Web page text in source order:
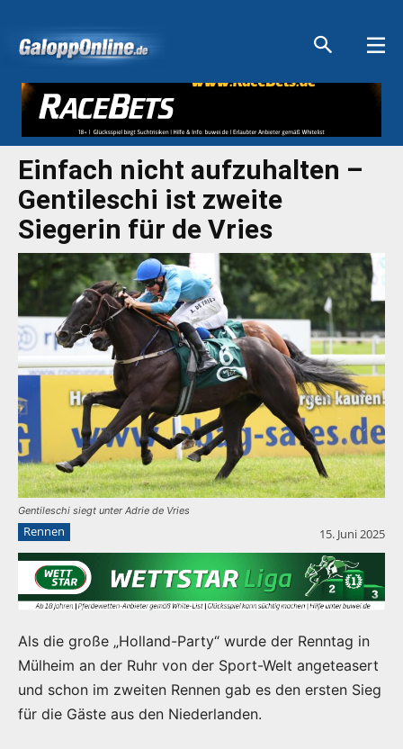
Einfach nicht aufzuhalten –
Gentileschi ist zweite
Siegerin für de Vries
Gentileschi siegt unter Adrie de Vries
Rennen 15. Juni 2025
Als die große „Holland-Party“ wurde der Renntag in
Mülheim an der Ruhr von der Sport-Welt angeteasert
und schon im zweiten Rennen gab es den ersten Sieg
für die Gäste aus den Niederlanden.